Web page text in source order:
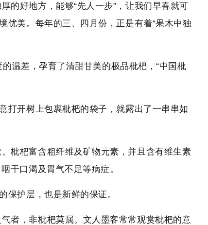
的好地方，能够“先人一步”，让我们早春就可
优美。每年的三、四月份，正是有着“果木中独
温差，孕育了清甜甘美的极品枇杷，“中国枇
打开树上包裹枇杷的袋子，就露出了一串串如
枇杷富含粗纤维及矿物元素，并且含有维生素
干口渴及胃气不足等病症。
保护层，也是新鲜的保证。
者，非枇杷莫属。文人墨客常常观赏枇杷的意